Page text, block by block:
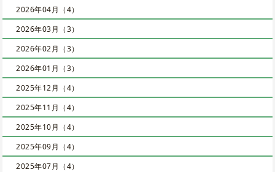
2026年04月（4）
2026年03月（3）
2026年02月（3）
2026年01月（3）
2025年12月（4）
2025年11月（4）
2025年10月（4）
2025年09月（4）
2025年07月（4）